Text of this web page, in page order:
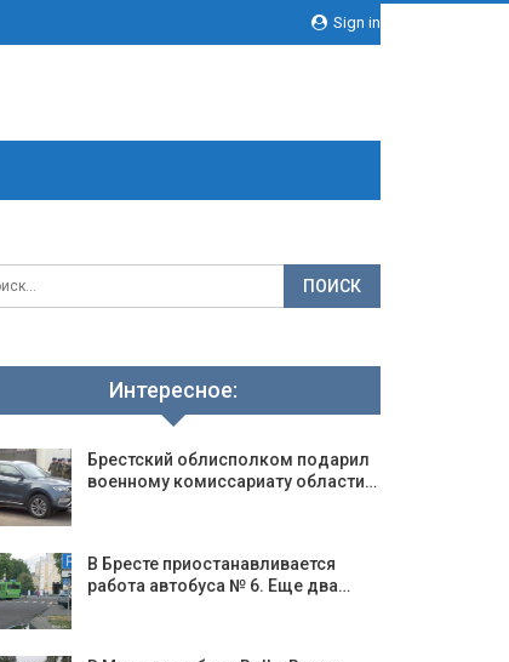
Sign in
Интересное:
Брестский облисполком подарил
военному комиссариату области…
В Бресте приостанавливается
работа автобуса № 6. Еще два…